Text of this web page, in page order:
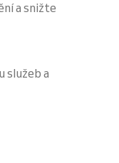
a snižte
služeb a